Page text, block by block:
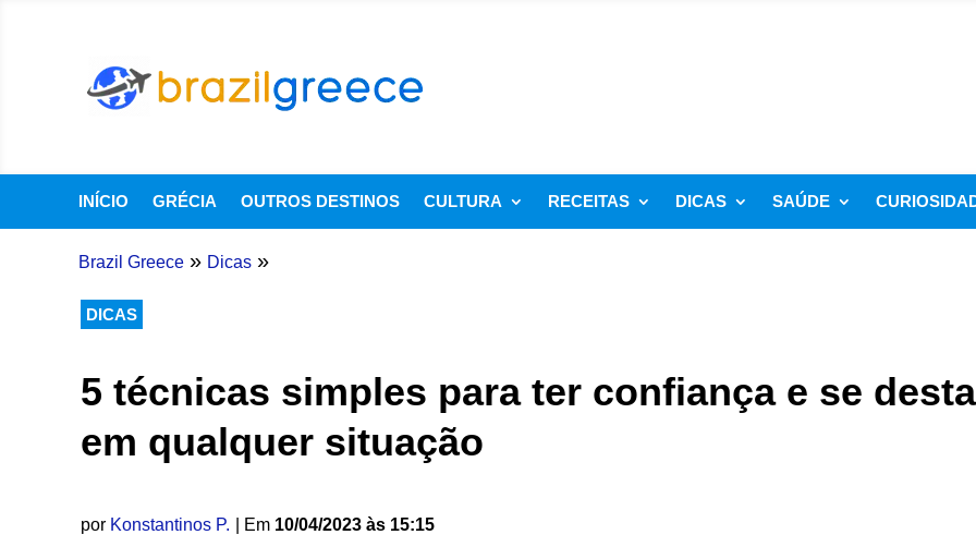
INÍCIO GRÉCIA OUTROS DESTINOS CULTURA RECEITAS DICAS SAÚDE
Brazil Greece » Dicas »
DICAS
5 técnicas simples para ter confiança e se
em qualquer situação
por Konstantinos P. | Em 10/04/2023 às 15:15